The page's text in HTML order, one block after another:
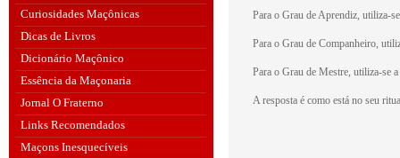
Curiosidades Maçônicas
Dicas de Livros
Dicionário Maçônico
Essência da Maçonaria
Jornal O Fraterno
Links Recomendados
Maçons Inesquecíveis
Para o Grau de Aprendiz, utiliza-
Para o Grau de Companheiro,
Para o Grau de Mestre, utiliza-se
A resposta é como está no seu